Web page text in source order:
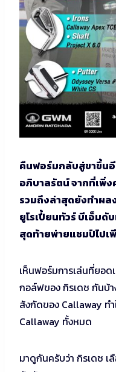
คืนฟอร์มกลับสู่ขาขึ้นอี
อภิบาลรัตน์ จากที่เพิ่ง
รวมถึงล่าสุดยังทำผล
ยูโรเปี้ยนทัวร์ บีเอ็มดั
สุดท้ายพ่ายแชมป์ไปเ
เห็นฟอร์มการเล่นที่ยอ
กอล์ฟของ กิรเดช กันบ้า
สังกัดของ Callaway ท
Callaway ทั้งหมด
มาดูกันครับว่า กิรเดช เ